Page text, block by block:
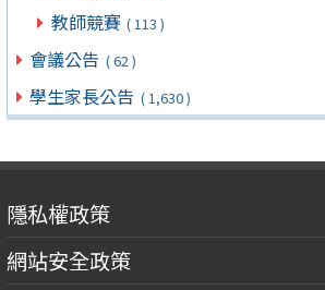
教師競賽 ( 113 )
會議公告 ( 62 )
學生家長公告 ( 1,630 )
隱私權政策
網站安全政策